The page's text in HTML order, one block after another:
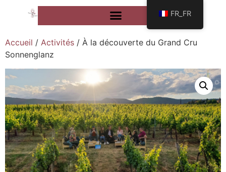
Accueil / Activités / À la découverte du Grand Cru
Sonnenglanz
FR_FR